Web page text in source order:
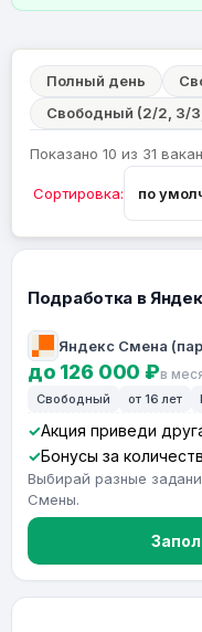
Полный день
Свободный (2/2, 3/
Показано 10 из 31
Сортировка:
Подработка в
Яндекс Смена
до 126 000 ₽в
Свободный от 16 лет
Акция приведи
Бонусы за
Выбирай разные
Смены.